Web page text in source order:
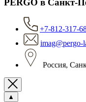
+7-812-317-
imag@pergo-
Россия,
▲